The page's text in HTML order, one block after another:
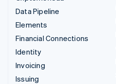
Data Pipeline
Elements
Financial Connections
Identity
Invoicing
Issuing